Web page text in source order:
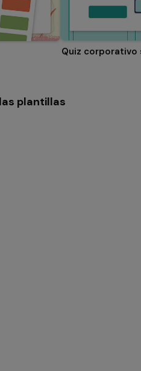
Quiz corporativo
plantillas